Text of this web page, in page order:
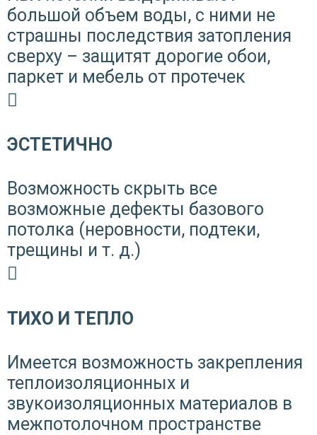
большой объем воды, с ними не
страшны последствия затопления
сверху – защитят дорогие обои,
паркет и мебель от протечек
ЭСТЕТИЧНО
Возможность скрыть все
возможные дефекты базового
потолка (неровности, подтеки,
трещины и т. д.)
ТИХО И ТЕПЛО
Имеется возможность закрепления
теплоизоляционных и
звукоизоляционных материалов в
межпотолочном пространстве